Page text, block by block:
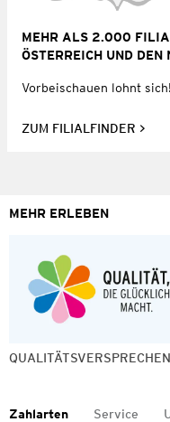
MEHR ALS 2.000
ÖSTERREICH UND DEN
Vorbeischauen lohnt
ZUM FILIALFINDER
MEHR ERLEBEN
QUALITÄTSVERSPRECHEN
Zahlarten Service